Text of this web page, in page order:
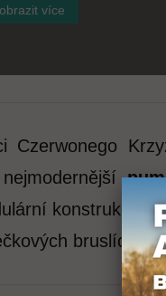
více
Czerwonego
konstrukci je
bruslích a